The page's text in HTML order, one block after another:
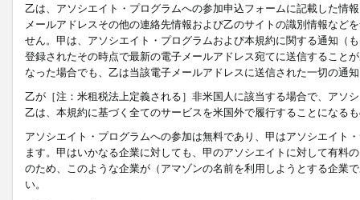
乙は、アソシエイト・プログラムへの参加申込フォームに記載した情
メールアドレスその他の連絡先情報および乙のサイトの識別情報など
せん。甲は、アソシエイト・プログラムおよび本規約に関する通知（
登録されたその時点で最新の電子メールアドレス宛てに送信すること
なった場合でも、乙は当該電子メールアドレスに送信された一切の通
乙が［注：米租税法上定義される］非米国人に該当する場合で、アソ
乙は、本規約に基づく全てのサービスを米国外で履行することになる
アソシエイト・プログラムへの参加は無料であり、甲はアソシエイト
ます。甲はいかなる企業に対しても、甲のアソシエイトに対して有料
のため、このような企業が（アマゾンの名前を利用しようとする企業
い。